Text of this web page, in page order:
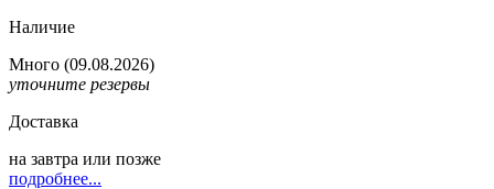
Наличие
Много (09.08.2026)
уточните резервы
Доставка
на завтра или позже
подробнее...